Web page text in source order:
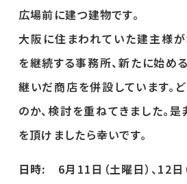
広場前に建つ建物です。
大阪に住まわれていた建主様
を継続する事務所、新たに始め
継いだ商店を併設しています。
のか、検討を重ねてきました。
を頂けましたら幸いです。
日時:
6月11日（土曜日）、12日